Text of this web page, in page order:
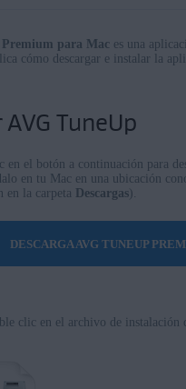
Windows 11 Home/Pro/Enterprise/
Windows 8.1/Pro/Enterprise - 32 o
Windows 8/Pro/Enterprise - 32 o
Windows 7 Home Basic/Home
10.15.x (Catalina)
para Mac es una
cómo descargar e instalar la
TuneUp
en el botón a continuación para
en tu Mac en una ubicación
en la carpeta Descargas).
DESCARGA AVG TUNEUP
clic en el archivo de instalación